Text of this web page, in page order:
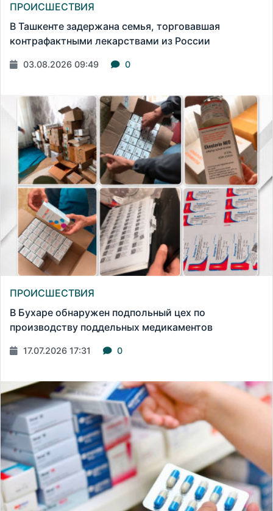
ПРОИСШЕСТВИЯ
В Ташкенте задержана семья, торговавшая
контрафактными лекарствами из России
03.08.2026 09:49 0
ПРОИСШЕСТВИЯ
В Бухаре обнаружен подпольный цех по
производству поддельных медикаментов
17.07.2026 17:31 0